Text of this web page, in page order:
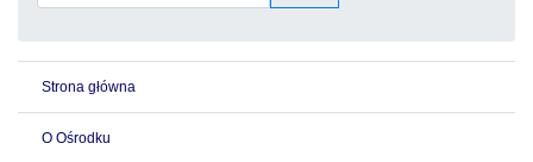
Strona główna
O Ośrodku